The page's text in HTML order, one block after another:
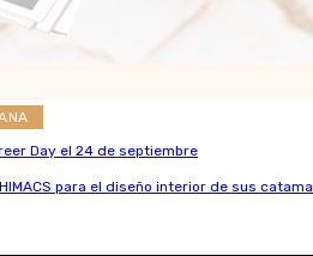
Day el 24 de septiembre
para el diseño interior de sus